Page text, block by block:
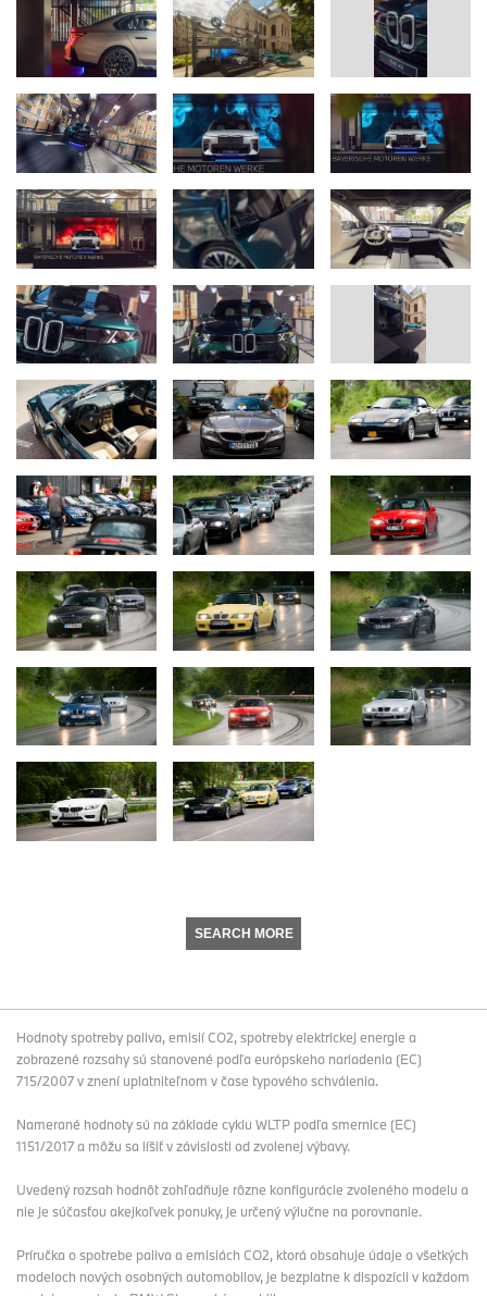
SEARCH MORE
Hodnoty spotreby paliva, emisií CO2, spotreby elektrickej energie a
zobrazené rozsahy sú stanovené podľa európskeho nariadenia (EC)
715/2007 v znení uplatniteľnom v čase typového schválenia.
Namerané hodnoty sú na základe cyklu WLTP podľa smernice (EC)
1151/2017 a môžu sa líšiť v závislosti od zvolenej výbavy.
Uvedený rozsah hodnôt zohľadňuje rôzne konfigurácie zvoleného modelu a
nie je súčasťou akejkoľvek ponuky, je určený výlučne na porovnanie.
Príručka o spotrebe paliva a emisiách CO2, ktorá obsahuje údaje o všetkých
modeloch nových osobných automobilov, je bezplatne k dispozícii v každom